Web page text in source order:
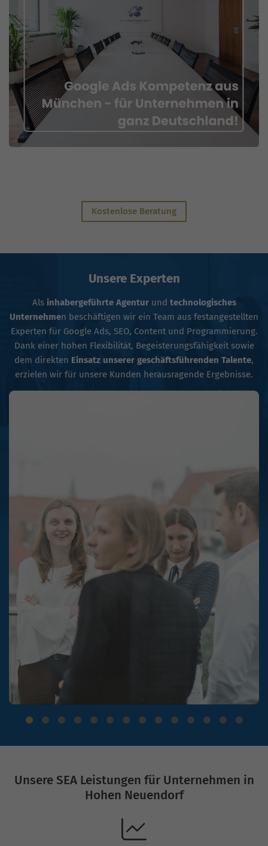
Kostenlose Beratung
Unsere Experten
Alsinhabergeführte Agenturund technologisches
Unternehmen beschäftigen wir ein Team aus festangestellten
Experten für Google Ads, SEO, Content und Programmierung.
Dank einer hohen Flexibilität, Begeisterungsfähigkeit sowie
dem direkten Einsatz unserer geschäftsführenden Talente,
erzielen wir für unsere Kunden herausragende Ergebnisse.
Unsere SEA Leistungen für Unternehmen in
Hohen Neuendorf